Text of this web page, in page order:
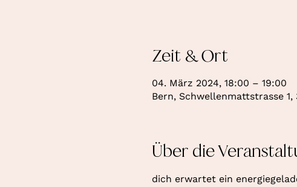
Zeit & Ort
04. März 2024, 18:00 – 19:00
Bern, Schwellenmattstrasse 1,
Über die
dich erwartet ein